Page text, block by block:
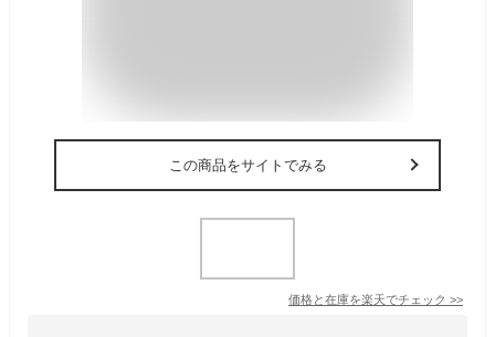
この商品をサイトでみる
価格と在庫を楽天でチェック >>